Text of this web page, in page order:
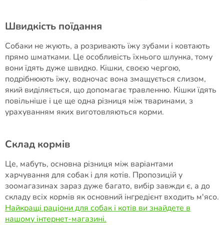
Швидкість поїдання
Собаки не жують, а розривають їжу зубами і ковтають
прямо шматками. Це особливість їхнього шлунка, тому
вони їдять дуже швидко. Кішки, своєю чергою,
подрібнюють їжу, водночас вона змащується слизом,
який виділяється, що допомагає травленню. Кішки їдять
повільніше і це ще одна різниця між тваринами, з
урахуванням яких виготовляються корми.
Склад кормів
Це, мабуть, основна різниця між варіантами
харчування для собак і для котів. Пропозицій у
зоомагазинах зараз дуже багато, вибір завжди є, а до
складу всіх кормів як основний інгредієнт входить м'ясо.
Найкращі раціони для собак і котів ви знайдете в
нашому інтернет-магазині.